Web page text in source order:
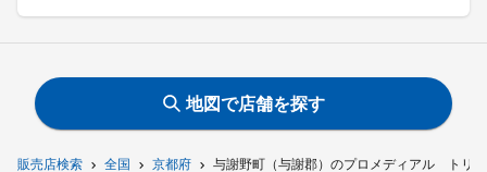
販売店検索 全国 京都府 与謝野町（与謝郡）のプロメディアル トリ
地図で店舗を探す